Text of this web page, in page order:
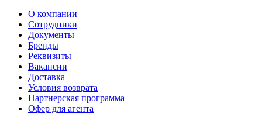
О компании
Сотрудники
Документы
Бренды
Реквизиты
Вакансии
Доставка
Условия возврата
Партнерская программа
Офер для агента